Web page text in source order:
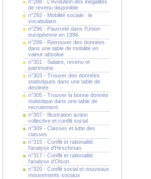
n°288 - L'évolution des inégalités
de revenu disponible
n°292 - Mobilité sociale : le
vocabulaire.
n°296 - Pauvreté dans l'Union
européenne en 1996.
n°299 - Retrouver des données
dans une table de mobilité en
valeur absolue
n°301 - Salaire, revenu et
patrimoine.
n°303 - Trouver des données
statistiques dans une table de
destinée
n°305 - Trouver la bonne donnée
statistique dans une table de
recrutement.
n°307 - Illustration action
collective et conflit social
n°309 - Classes et lutte des
classes
n°315 - Conflit et rationalité:
l'analyse d'Hirschman
n°317 - Conflit et rationalité:
l'analyse d'Olson
n°320 - Conflit social et nouveaux
mouvements sociaux